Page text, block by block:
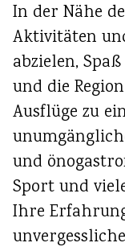
In der Nähe
Aktivitäten
abzielen,
und die
Ausflüge zu
und
Sport und
Ihre